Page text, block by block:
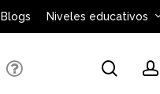
Blogs Niveles educativos
search